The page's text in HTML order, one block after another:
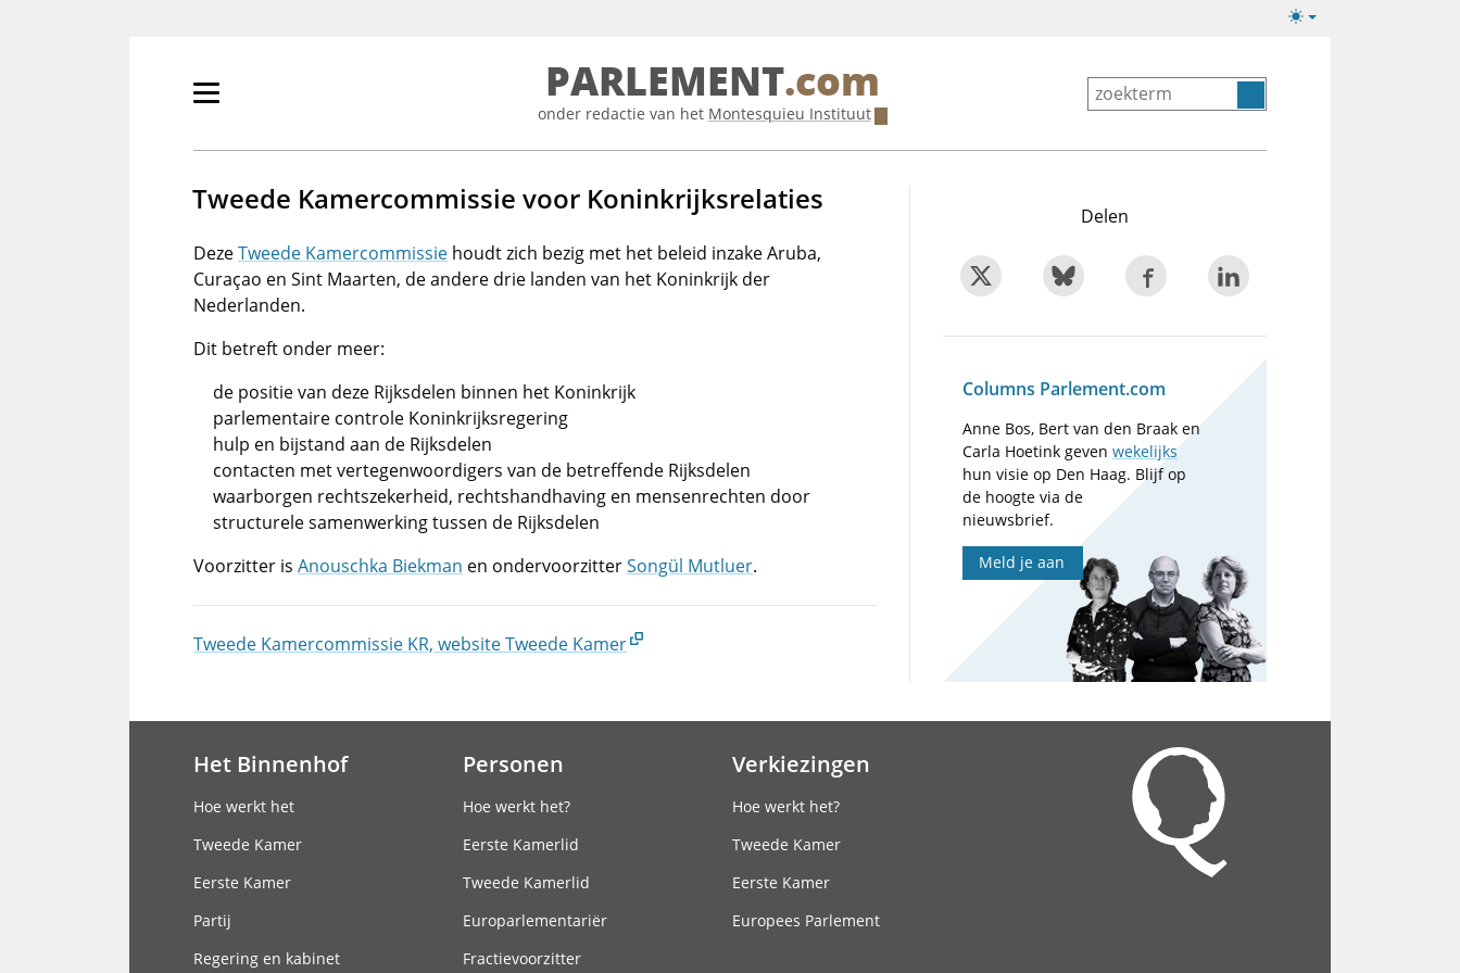
Lichte/donkere
Primair
tonen/verbergen
PARLEMENT.com
onder redactie van het Montesquieu Instituut
Tweede Kamercommissie voor Koninkrijksrelaties
DezeTweede Kamercommissie houdt zich bezig met het beleid inzake Aruba,
Curaçao en Sint Maarten, de andere drie landen van het Koninkrijk der
Nederlanden.
Dit betreft onder meer:
de positie van deze Rijksdelen binnen het Koninkrijk
parlementaire controle Koninkrijksregering
hulp en bijstand aan de Rijksdelen
contacten met vertegenwoordigers van de betreffende Rijksdelen
waarborgen rechtszekerheid, rechtshandhaving en mensenrechten door
structurele samenwerking tussen de Rijksdelen
Voorzitter is Anouschka Biekman en ondervoorzitterSongül Mutluer.
Tweede Kamercommissie KR, website Tweede Kamer
Delen
Columns Parlement.com
Anne Bos, Bert van den Braak en
Carla Hoetink gevenwekelijks
hun visie op Den Haag. Blijf op
de hoogte via de
nieuwsbrief.
Meld je aan
Het Binnenhof
Hoe werkt het
Tweede Kamer
Eerste Kamer
Partij
Regering en kabinet
Personen
Hoe werkt het?
Eerste Kamerlid
Tweede Kamerlid
Europarlementariër
Fractievoorzitter
Verkiezingen
Hoe werkt het?
Tweede Kamer
Eerste Kamer
Europees Parlement